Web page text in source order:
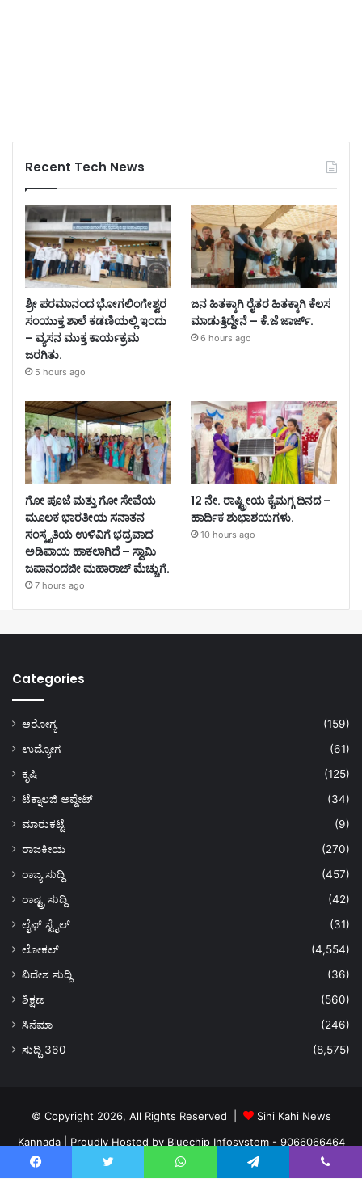
Recent Tech News
ಶ್ರೀ ಪರಮಾನಂದ ಭೋಗಲಿಂಗೇಶ್ವರ
ಸಂಯುಕ್ತ ಶಾಲೆ ಕಡಣಿಯಲ್ಲಿ ಇಂದು
– ವ್ಯಸನ ಮುಕ್ತ ಕಾರ್ಯಕ್ರಮ
ಜರಗಿತು.
5 hours ago
ಜನ ಹಿತಕ್ಕಾಗಿ ರೈತರ ಹಿತಕ್ಕಾಗಿ ಕೆಲಸ
ಮಾಡುತ್ತಿದ್ದೇನೆ – ಕೆ.ಜೆ ಜಾರ್ಜ್.
6 hours ago
ಗೋ ಪೂಜೆ ಮತ್ತು ಗೋ ಸೇವೆಯ
ಮೂಲಕ ಭಾರತೀಯ ಸನಾತನ
ಸಂಸ್ಕೃತಿಯ ಉಳಿವಿಗೆ ಭದ್ರವಾದ
ಅಡಿಪಾಯ ಹಾಕಲಾಗಿದೆ – ಸ್ವಾಮಿ
ಜಪಾನಂದಜೀ ಮಹಾರಾಜ್ ಮೆಚ್ಚುಗೆ.
7 hours ago
12 ನೇ. ರಾಷ್ಟ್ರೀಯ ಕೈಮಗ್ಗ ದಿನದ –
ಹಾರ್ದಿಕ ಶುಭಾಶಯಗಳು.
10 hours ago
Categories
ಆರೋಗ್ಯ
(159)
ಉದ್ಯೋಗ
(61)
ಕೃಷಿ
(125)
ಟೆಕ್ನಾಲಜಿ ಅಪ್ಡೇಟ್
(34)
ಮಾರುಕಟ್ಟೆ
(9)
ರಾಜಕೀಯ
(270)
ರಾಜ್ಯ ಸುದ್ದಿ
(457)
ರಾಷ್ಟ್ರ ಸುದ್ದಿ
(42)
ಲೈಫ್ ಸ್ಟೈಲ್
(31)
ಲೋಕಲ್
(4,554)
ವಿದೇಶ ಸುದ್ದಿ
(36)
ಶಿಕ್ಷಣ
(560)
ಸಿನೆಮಾ
(246)
ಸುದ್ದಿ 360
(8,575)
© Copyright 2026, All Rights Reserved |
Sihi Kahi News
Kannada| Proudly Hosted by Bluechip Infosystem - 9066066464
About US
Privacy Policy Ads Policy Terms and Conditions